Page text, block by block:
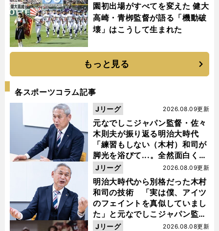
園初出場がすべてを変えた 健大
高崎・青栁監督が語る「機動破
壊」はこうして生まれた
もっと見る
各スポーツコラム記事
元なでしこジャパン監督・佐々
木則夫が振り返る明治大時代
「練習もしない（木村）和司が
脚光を浴びて...。全然面白くな
い４年間でした」
2026.08.09更新
Jリーグ
明治大時代から別格だった木村
和司の技術 「実は僕、アイツ
のフェイントを真似していまし
た」と元なでしこジャパン監
督・佐々木則夫
2026.08.09更新
Jリーグ
2026.08.08更新
Jリーグ